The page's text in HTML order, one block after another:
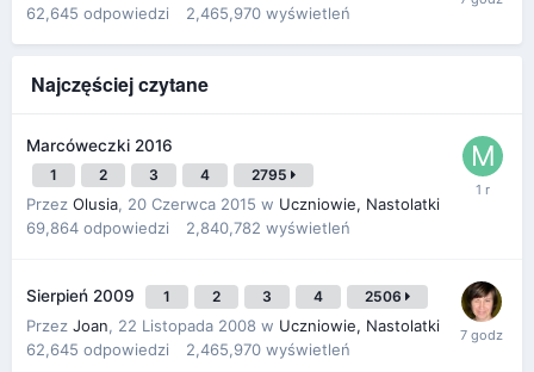
62,645 odpowiedzi 2,465,970 wyświetleń
Najczęściej czytane
Marcóweczki 2016
1 2 3 4 2795
Przez Olusia, 20 Czerwca 2015 w Uczniowie, Nastolatki
69,864 odpowiedzi 2,840,782 wyświetleń
Sierpień 2009 1 2 3 4 2506
Przez Joan, 22 Listopada 2008 w Uczniowie, Nastolatki
62,645 odpowiedzi 2,465,970 wyświetleń